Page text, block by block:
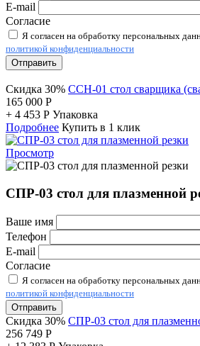
E-mail
Согласие
Я согласен на обработку персональных
политикой конфиденциальности
Отправить
Скидка 30% ССН-01 стол сварщика
165 000 Р
+ 4 453 Р Упаковка
Подробнее Купить в 1 клик
Просмотр
СПР-03 стол для плазменной
Ваше имя
Телефон
E-mail
Согласие
Я согласен на обработку персональных
политикой конфиденциальности
Отправить
Скидка 30% СПР-03 стол для
256 749 Р